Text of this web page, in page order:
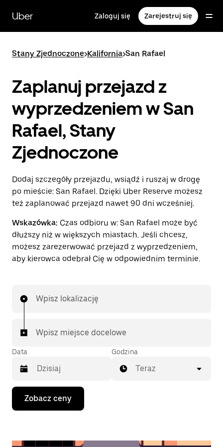
głównej
zawartości
Uber Zaloguj się Zarejestruj się
Stany Zjednoczone>Kalifornia>San Rafael
Zaplanuj przejazd z
wyprzedzeniem w San
Rafael, Stany
Zjednoczone
Dodaj szczegóły przejazdu, wsiądź i ruszaj w drogę
po mieście: San Rafael. Dzięki Uber Reserve możesz
też zaplanować przejazd nawet 90 dni wcześniej.
Wskazówka: Czas odbioru w: San Rafael może być
dłuższy niż w większych miastach. Jeśli chcesz,
możesz zarezerwować przejazd z wyprzedzeniem,
aby kierowca odebrał Cię w odpowiednim terminie.
Wpisz lokalizację
Wpisz miejsce docelowe
Data
Naciśnij
klawisz
strzałki
Godzina
Teraz
Zobacz ceny